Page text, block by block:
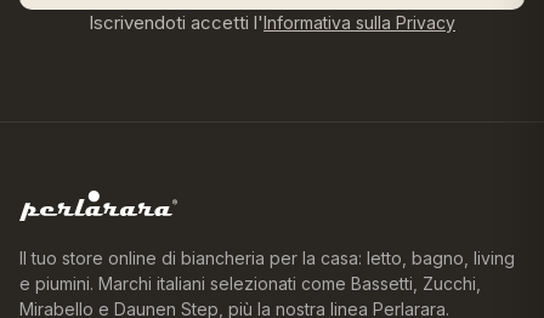
Iscrivendoti accetti l'Informativa sulla Privacy
Il tuo store online di biancheria per la casa: letto, bagno, living
e piumini. Marchi italiani selezionati come Bassetti, Zucchi,
Mirabello e Daunen Step, più la nostra linea Perlarara.